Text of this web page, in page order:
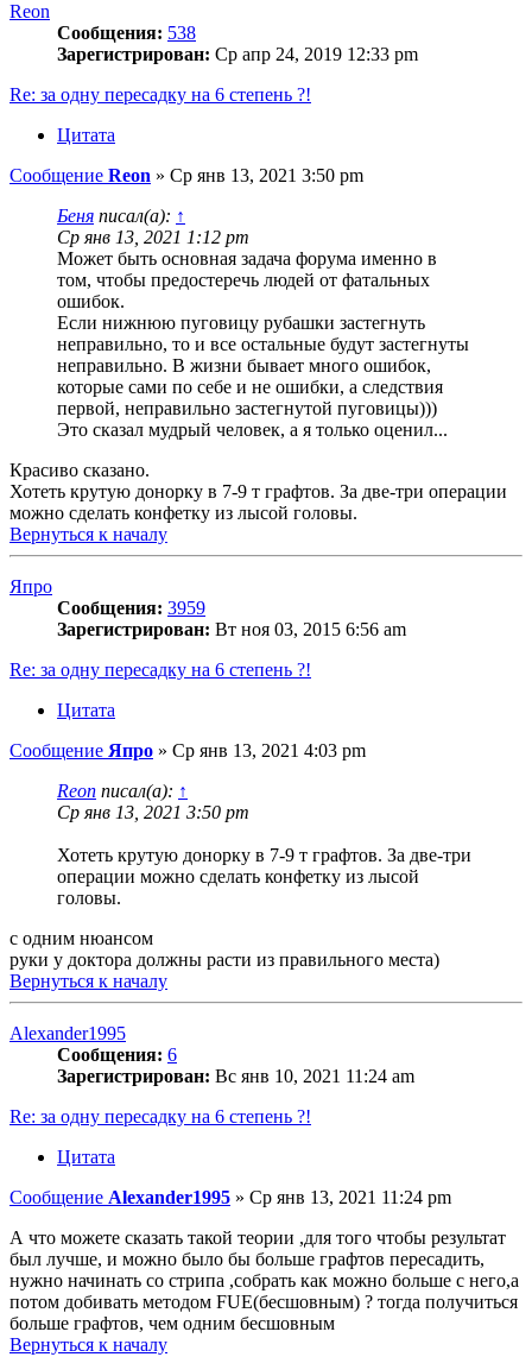
Reon
Сообщения: 538
Зарегистрирован: Ср апр 24, 2019 12:33 pm
Re: за одну пересадку на 6 степень ?!
Цитата
Сообщение Reon » Ср янв 13, 2021 3:50 pm
Беня писал(а): ↑
Ср янв 13, 2021 1:12 pm
Может быть основная задача форума именно в
том, чтобы предостеречь людей от фатальных
ошибок.
Если нижнюю пуговицу рубашки застегнуть
неправильно, то и все остальные будут застегнуты
неправильно. В жизни бывает много ошибок,
которые сами по себе и не ошибки, а следствия
первой, неправильно застегнутой пуговицы)))
Это сказал мудрый человек, а я только оценил...
Красиво сказано.
Хотеть крутую донорку в 7-9 т графтов. За две-три операции
можно сделать конфетку из лысой головы.
Вернуться к началу
Япро
Сообщения: 3959
Зарегистрирован: Вт ноя 03, 2015 6:56 am
Re: за одну пересадку на 6 степень ?!
Цитата
Сообщение Япро » Ср янв 13, 2021 4:03 pm
Reon писал(а): ↑
Ср янв 13, 2021 3:50 pm
Хотеть крутую донорку в 7-9 т графтов. За две-три
операции можно сделать конфетку из лысой
головы.
с одним нюансом
руки у доктора должны расти из правильного места)
Вернуться к началу
Alexander1995
Сообщения: 6
Зарегистрирован: Вс янв 10, 2021 11:24 am
Re: за одну пересадку на 6 степень ?!
Цитата
Сообщение Alexander1995 » Ср янв 13, 2021 11:24 pm
А что можете сказать такой теории ,для того чтобы результат
был лучше, и можно было бы больше графтов пересадить,
нужно начинать со стрипа ,собрать как можно больше с него,а
потом добивать методом FUE(бесшовным) ? тогда получиться
больше графтов, чем одним бесшовным
Вернуться к началу